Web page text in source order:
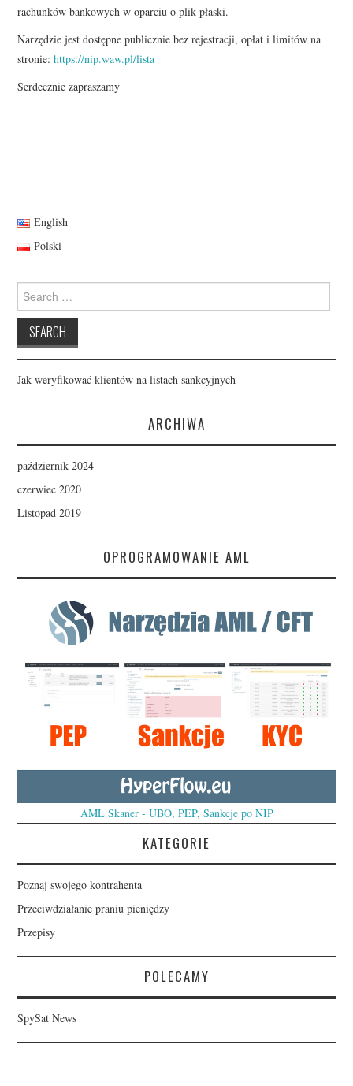
rachunków bankowych w oparciu o plik płaski.
Narzędzie jest dostępne publicznie bez rejestracji, opłat i limitów na
stronie:https://nip.waw.pl/lista
Serdecznie zapraszamy
English
Polski
Search
for:
Jak weryfikować klientów na listach sankcyjnych
ARCHIWA
październik 2024
czerwiec 2020
Listopad 2019
OPROGRAMOWANIE AML
AML Skaner - UBO, PEP, Sankcje po NIP
KATEGORIE
Poznaj swojego kontrahenta
Przeciwdziałanie praniu pieniędzy
Przepisy
POLECAMY
SpySat News